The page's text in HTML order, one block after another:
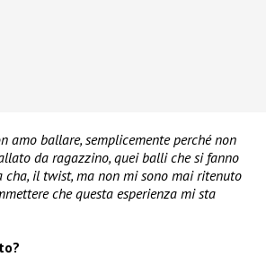
amo ballare, semplicemente perché non
da ragazzino, quei balli che si fanno
cha, il twist, ma non mi sono mai ritenuto
che questa esperienza mi sta